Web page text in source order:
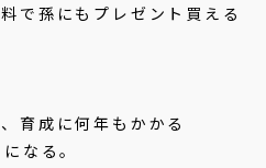
で孫にもプレゼント買える
育成に何年もかかる
なる。